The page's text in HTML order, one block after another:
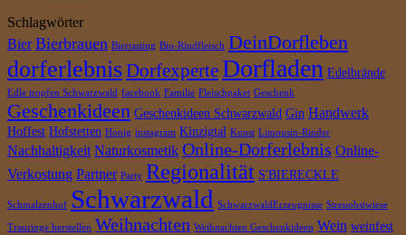
i
n
a
r
)
M
e
n
g
Schlagwörter
Bier Bierbrauen Biertasting Bio-Rindfleisch DeinDorfleben
dorferlebnisDorfexperteDorfladen Edelbrände
Edle tropfen Schwarzwald facebook Familie Fleischpaket Geschenk
Geschenkideen Geschenkideen Schwarzwald Gin Handwerk
Hoffest Hofstetten Honig instagram Kinzigtal Kunst Limousin-Rinder
Nachhaltigkeit Naturkosmetik Online-Dorferlebnis Online-
Verkostung Partner Party Regionalität S'BIERECKLE
Schmalzenhof Schwarzwald SchwarzwaldErzeugnisse Streuobstwiese
Trauringe herstellen Weihnachten Weihnachten Geschenkideen Wein weinfest